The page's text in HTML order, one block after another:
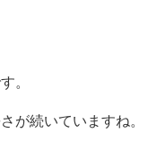
。
が続いていますね。